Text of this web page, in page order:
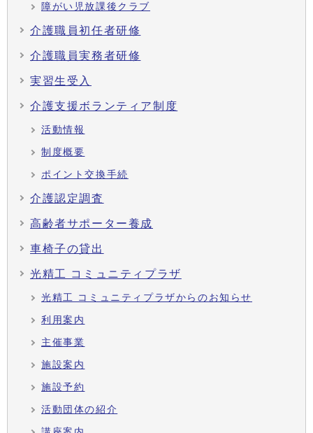
障がい児放課後クラブ
介護職員初任者研修
介護職員実務者研修
実習生受入
介護支援ボランティア制度
活動情報
制度概要
ポイント交換手続
介護認定調査
高齢者サポーター養成
車椅子の貸出
光精工 コミュニティプラザ
光精工 コミュニティプラザからのお知らせ
利用案内
主催事業
施設案内
施設予約
活動団体の紹介